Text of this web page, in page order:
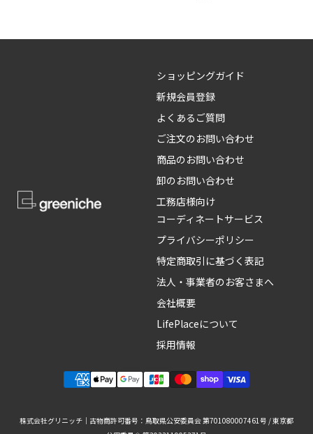
ショッピングガイド
新規会員登録
よくあるご質問
ご注文のお問い合わせ
商品のお問い合わせ
卸のお問い合わせ
工務店様向け
コーディネートサービス
プライバシーポリシー
特定商取引に基づく表記
法人・事業者のお客さまへ
会社概要
LifePlaceについて
採用情報
株式会社グリニッチ｜古物商許可番号：鳥取県公安委員会 第701080007461号 / 東京都